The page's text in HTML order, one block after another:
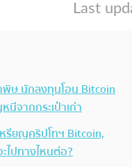
พิษ นักลงทุนโอน Bitcoin
จากกระเป๋าเก่า
รียญคริปโทฯ Bitcoin,
ไปทางไหนต่อ?